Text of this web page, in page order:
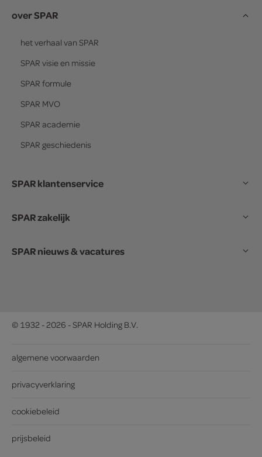
over SPAR
het verhaal van SPAR
SPAR visie en missie
SPAR formule
SPAR MVO
SPAR academie
SPAR geschiedenis
SPAR klantenservice
SPAR zakelijk
SPAR nieuws & vacatures
© 1932 - 2026 - SPAR Holding B.V.
algemene voorwaarden
privacyverklaring
cookiebeleid
prijsbeleid